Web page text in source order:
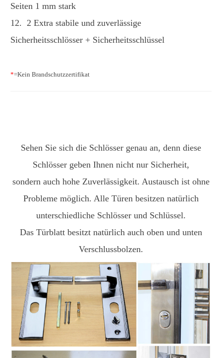
Seiten 1 mm stark
12. 2 Extra stabile und zuverlässige
Sicherheitsschlösser + Sicherheitsschlüssel
*=Kein Brandschutzzertifikat
Sehen Sie sich die Schlösser genau an, denn diese
Schlösser geben Ihnen nicht nur Sicherheit,
sondern auch hohe Zuverlässigkeit. Austausch ist ohne
Probleme möglich. Alle Türen besitzen natürlich
unterschiedliche Schlösser und Schlüssel.
Das Türblatt besitzt natürlich auch oben und unten
Verschlussbolzen.